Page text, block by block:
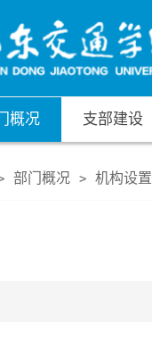
概况 支部建设
部门概况 > 机构设置